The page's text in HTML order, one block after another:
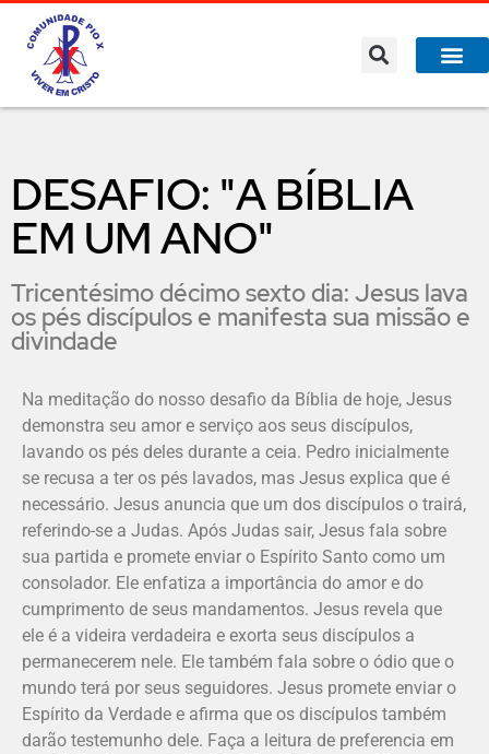
DESAFIO: "A BÍBLIA
EM UM ANO"
Tricentésimo décimo sexto dia: Jesus lava
os pés discípulos e manifesta sua missão e
divindade
Na meditação do nosso desafio da Bíblia de hoje, Jesus
demonstra seu amor e serviço aos seus discípulos,
lavando os pés deles durante a ceia. Pedro inicialmente
se recusa a ter os pés lavados, mas Jesus explica que é
necessário. Jesus anuncia que um dos discípulos o trairá,
referindo-se a Judas. Após Judas sair, Jesus fala sobre
sua partida e promete enviar o Espírito Santo como um
consolador. Ele enfatiza a importância do amor e do
cumprimento de seus mandamentos. Jesus revela que
ele é a videira verdadeira e exorta seus discípulos a
permanecerem nele. Ele também fala sobre o ódio que o
mundo terá por seus seguidores. Jesus promete enviar o
Espírito da Verdade e afirma que os discípulos também
darão testemunho dele. Faça a leitura de preferencia em